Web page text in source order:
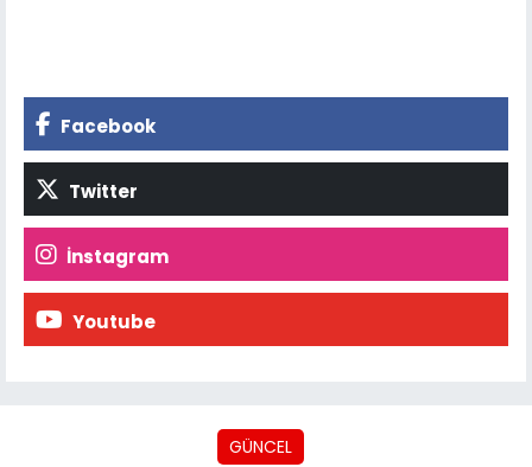
Facebook
Twitter
İnstagram
Youtube
GÜNCEL